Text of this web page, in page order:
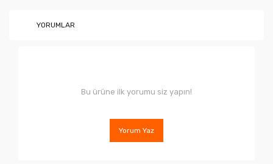
YORUMLAR
Bu ürüne ilk yorumu siz yapın!
Yorum Yaz